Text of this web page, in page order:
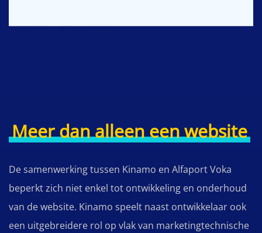
Meer dan alleen een website
De samenwerking tussen Kinamo en Alfaport Voka
beperkt zich niet enkel tot ontwikkeling en onderhoud
van de website. Kinamo speelt naast ontwikkelaar ook
een uitgebreidere rol op vlak van marketingtechnische